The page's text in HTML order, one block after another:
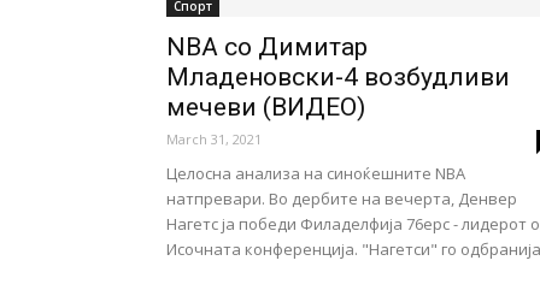
Спорт
NBA со Димитар
Младеновски-4 возбудливи
мечеви (ВИДЕО)
March 31, 2021
Целосна анализа на синоќешните NBA
натпревари. Во дербите на вечерта, Денвер
Нагетс ја победи Филаделфија 76ерс - лидерот
Исочната конференција. "Нагетси" го